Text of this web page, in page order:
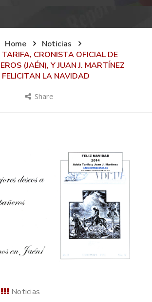
Home
Noticias
CRONISTA OFICIAL DE
(JAÉN), Y JUAN J. MARTÍNEZ
FELICITAN LA NAVIDAD
Share
Noticias